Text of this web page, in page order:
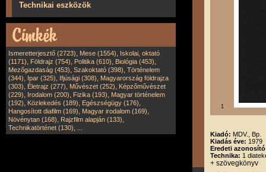
Technikai eszközök
Ismeretterjesztő (2723), Mese (1554), Iskolai, oktató
(1171), Földrajz (754), Politika (610), Biológia (453),
Mezőgazdaság (453), Szakoktató (398), Történelem
(344), Ipar (325), Ifjúsági (308), Magyarország földrajza
(303), Életrajz (277), Művészet (252), Képzőművészet
(229), Irodalom (200), Fizika (193), Magyar történelem
(192), Közlekedés (189), Egészségügy (176),
Hangosított diafilm (169), Magyar irodalom (169),
Növénytan (168), Rajzfilm alapján (133),
Technikatörténet (130),
1
Kiadó: MDV., Bp.
Kiadás éve: 1979
Eredeti
Technika: 1
+ szövegkönyv